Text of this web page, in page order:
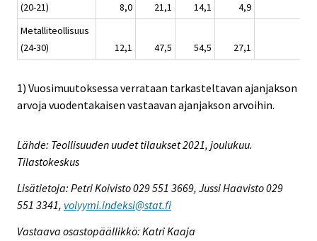
(20-21)
8,0 21,1 14,1 4,9
Metalliteollisuus
(24-30)
12,1 47,5 54,5 27,1
1) Vuosimuutoksessa verrataan tarkasteltavan ajanjakson
arvoja vuodentakaisen vastaavan ajanjakson arvoihin.
Lähde: Teollisuuden uudet tilaukset 2021, joulukuu.
Tilastokeskus
Lisätietoja: Petri Koivisto 029 551 3669, Jussi Haavisto 029
551 3341, volyymi.indeksi@stat.fi
Vastaava osastopäällikkö: Katri Kaaja